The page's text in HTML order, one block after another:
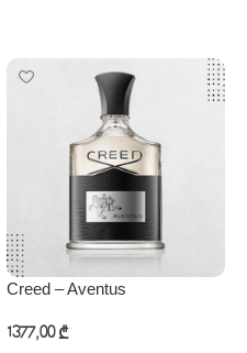
Creed – Aventus
1377,00 ₾